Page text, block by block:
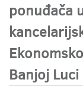
ponuđača
Banjoj Luci